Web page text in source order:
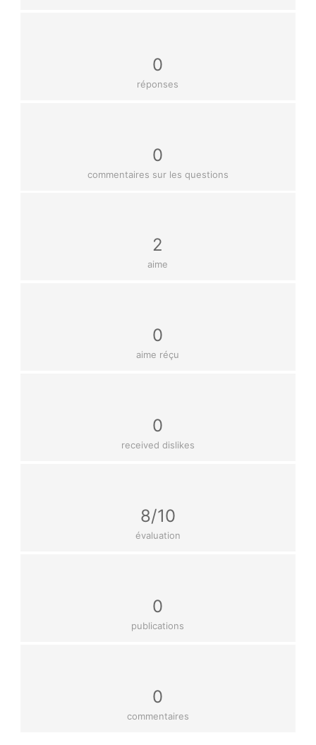
0
réponses
0
commentaires sur les questions
2
aime
0
aime réçu
0
received dislikes
8/10
évaluation
0
publications
0
commentaires